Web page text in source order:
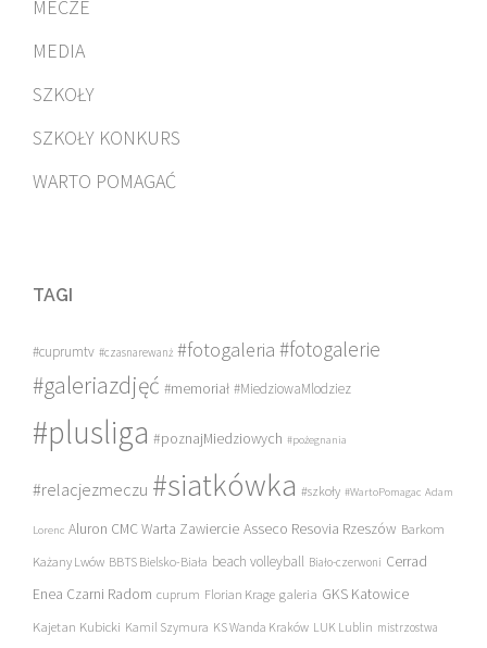
MECZE
MEDIA
SZKOŁY
SZKOŁY KONKURS
WARTO POMAGAĆ
TAGI
#cuprumtv #czasnarewanż #fotogaleria #fotogalerie
#galeriazdjęć #memoriał #MiedziowaMlodziez
#plusliga #poznajMiedziowych #pożegnania
#relacjezmeczu #siatkówka #szkoły #WartoPomagac Adam
Lorenc Aluron CMC Warta Zawiercie Asseco Resovia Rzeszów Barkom
Każany Lwów BBTS Bielsko-Biała beach volleyball Biało-czerwoni Cerrad
Enea Czarni Radom cuprum Florian Krage galeria GKS Katowice
Kajetan Kubicki Kamil Szymura KS Wanda Kraków LUK Lublin mistrzostwa